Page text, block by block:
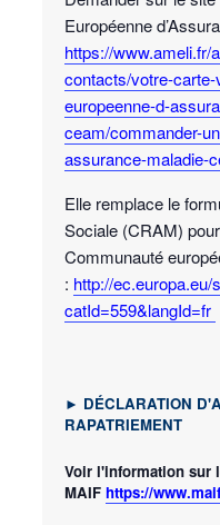
Européenne
https://
contacts/votre-
europeenne-d-
ceam/commander-
assurance-maladie-
Elle remplace le
Sociale (CRAM)
Communauté
: http://
catId=559&langId=fr
► DÉCLARATION
RAPATRIEMENT
Voir l'information sur
MAIF https://